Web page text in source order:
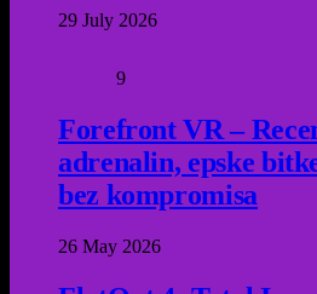
29 July 2026
9
Forefront VR –
adrenalin, epske
bez kompromisa
26 May 2026